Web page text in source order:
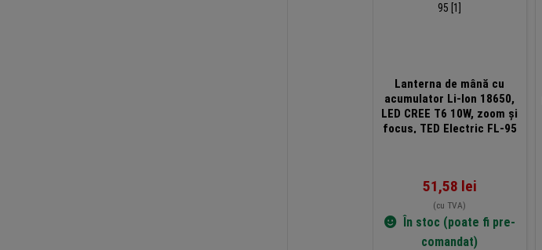
Lanterna de mână cu
acumulator Li-Ion 18650,
LED CREE T6 10W, zoom și
focus, TED Electric FL-95
51,58 lei
(cu TVA)
În stoc (poate fi pre-
comandat)